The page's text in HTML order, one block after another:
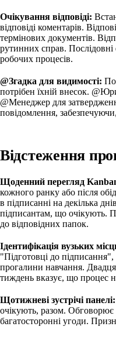
Очікування відповіді:
відповіді коментарів.
термінових документів.
рутинних справ.
робочих процесів.
@Згадка для видимості:
потрібен їхній внесок.
@Менеджер для
повідомлення,
Відстеження
Щоденний перегляд
кожного ранку або після
в підписанні на декілька
підписантам, що очікують.
до відповідних папок.
Ідентифікація вузьких
"Підготовці до
прогалини навчання.
тиждень вказує, що процес
Щотижневі зустрічі панелі:
очікують, разом.
багатосторонні угоди.